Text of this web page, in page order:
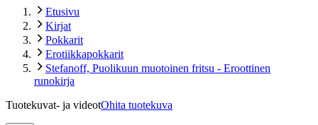
Etusivu
Kirjat
Pokkarit
Erotiikkapokkarit
Stefanoff, Puolikuun muotoinen fritsu - Eroottinen
runokirja
Tuotekuvat- ja videotOhita tuotekuva